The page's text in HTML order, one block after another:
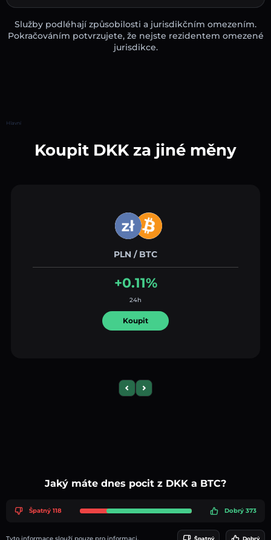
Služby podléhají způsobilosti a jurisdikčním omezením.
Pokračováním potvrzujete, že nejste rezidentem omezené
jurisdikce.
Hlavní
Koupit DKK za jiné měny
PLN / BTC
+0.11%
24h
Koupit
Previous slide
Next slide
Jaký máte dnes pocit z DKK a BTC?
Špatný 118 Dobrý 373
Špatný Dobrý